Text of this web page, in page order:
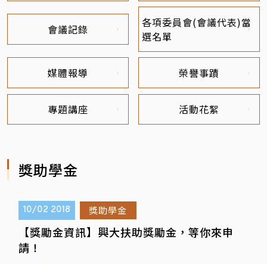
會議記錄
各項委員會(會議代表)當
選名單
媒體報導 榮譽事蹟
專題講座 活動花絮
獎助學金
10/02 2018 獎助學金
【獎勵金資訊】興大扶助獎勵金，等你來申
請！